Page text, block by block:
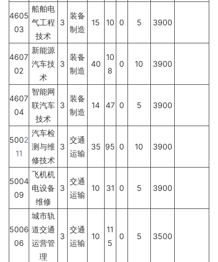
4605
03
船舶电
气工程
技术
3
装备
制造
15 10 0 5 3900
4607
02
新能源
汽车技
术
3
装备
制造
40
10
8
0 10 3900
4607
04
智能网
联汽车
技术
3
装备
制造
14 47 0 5 3900
5002
11
汽车检
测与维
修技术
3
交通
运输
35 95 0 10 3900
5004
09
飞机机
电设备
维修
3
交通
运输
10 31 0 5 3900
5006
06
城市轨
道交通
运营管
理
3
交通
运输
10
11
5
0 5 3500